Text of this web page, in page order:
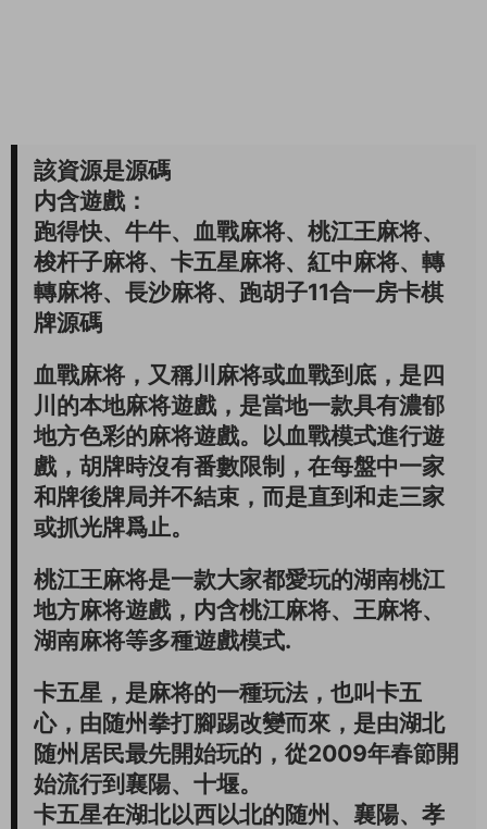
該資源是源碼
内含遊戲：
跑得快、牛牛、血戰麻将、桃江王麻将、
梭杆子麻将、卡五星麻将、紅中麻将、轉
轉麻将、長沙麻将、跑胡子11合一房卡棋
牌源碼
血戰麻将，又稱川麻将或血戰到底，是四
川的本地麻将遊戲，是當地一款具有濃郁
地方色彩的麻将遊戲。以血戰模式進行遊
戲，胡牌時沒有番數限制，在每盤中一家
和牌後牌局并不結束，而是直到和走三家
或抓光牌爲止。
桃江王麻将是一款大家都愛玩的湖南桃江
地方麻将遊戲，内含桃江麻将、王麻将、
湖南麻将等多種遊戲模式.
卡五星，是麻将的一種玩法，也叫卡五
心，由随州拳打腳踢改變而來，是由湖北
随州居民最先開始玩的，從2009年春節開
始流行到襄陽、十堰。
卡五星在湖北以西以北的随州、襄陽、孝